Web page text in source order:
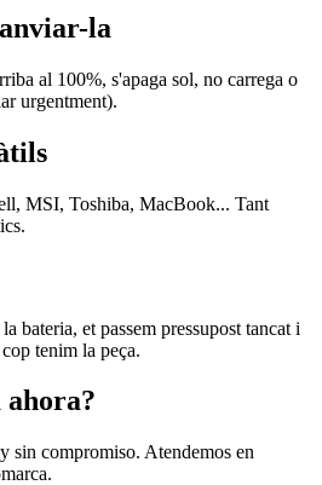
la
al 100%, s'apaga sol, no carrega o
urgentment).
MSI, Toshiba, MacBook... Tant
bateria, et passem pressupost tancat i
tenim la peça.
ahora?
sin compromiso. Atendemos en